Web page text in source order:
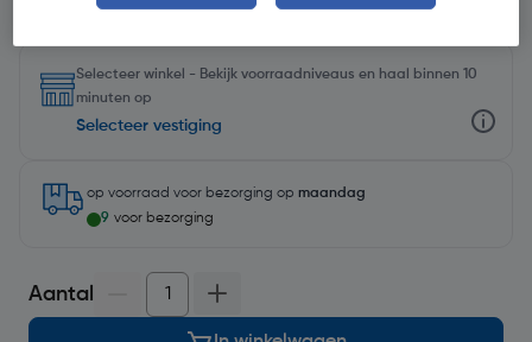
Selecteer winkel - Bekijk voorraadniveaus en haal binnen 10
minuten op
Selecteer vestiging
op voorraad voor bezorging op maandag
9 voor bezorging
Aantal